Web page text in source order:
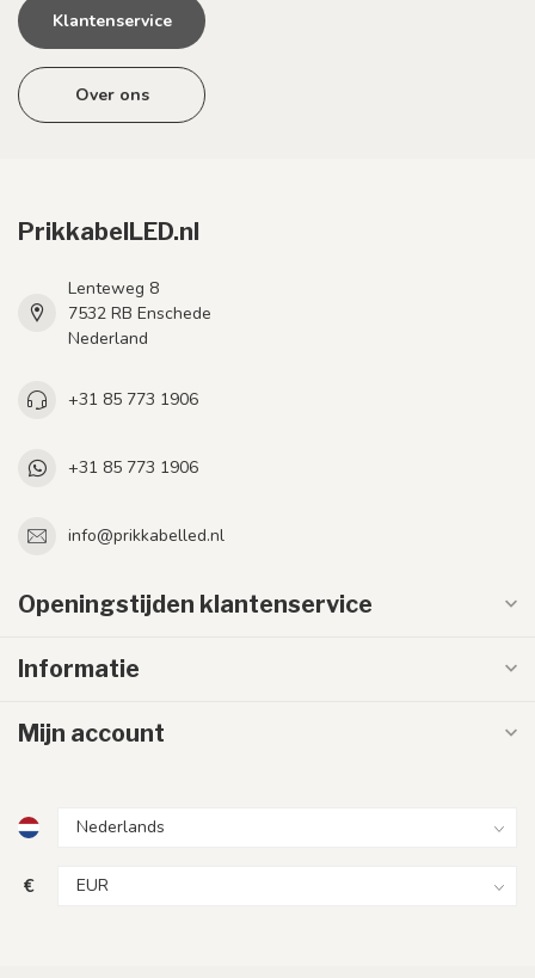
Klantenservice
Over ons
PrikkabelLED.nl
Lenteweg 8
7532 RB Enschede
Nederland
+31 85 773 1906
+31 85 773 1906
info@prikkabelled.nl
Openingstijden klantenservice
Informatie
Mijn account
€